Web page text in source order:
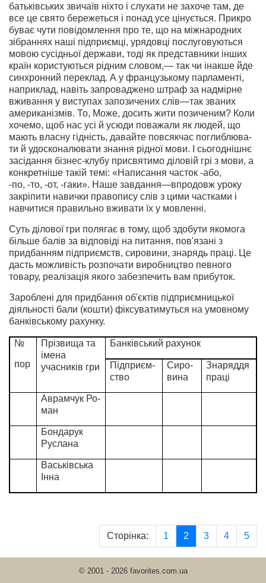
батьківських звичаїв ніхто і слухати не захоче там, де
все це свято бережеться і понад усе цінується. Прикро
буває чути повідомлення про те, що на міжнародних
зібраннях наші підприємці, урядовці послуговуються
мовою сусідньої держави, тоді як представники інших
країн користуються рідним словом,— так чи інакше йде
синхронний переклад. А у французькому парламенті,
наприклад, навіть запроваджено штраф за надмірне
вживання у виступах запозичених слів—так званих
американізмів. То, Може, досить жити позиченим? Коли
хочемо, щоб нас усі й усюди поважали як людей, що
мають власну гідність, давайте повсякчас поглиблюва­
ти й удосконалювати знання рідної мови. І сьогоднішнє
засідання бізнес-клубу присвятимо діловій грі з мови, а
конкретніше такій темі: «Написання часток -або,
-по, -то, -от, -гаки». Наше завдання—впродовж уроку
закріпити навички правопису слів з цими частками і
навчитися правильно вживати їх у мовленні.
Суть ділової гри полягає в тому, щоб здобути якомога
більше балів за відповіді на питання, пов'язані з
придбанням підприємств, сировини, знарядь праці. Це
дасть можливість розпочати виробництво певного
товару, реалізація якого забезпечить вам прибуток.
Зароблені для придбання об'єктів підприємницької
діяльності бали (кошти) фіксуватимуться на умовному
банківському рахунку.
№
пор
Прізвища та
імена
учасників гри
Банківський рахунок
Підприєм­
ство
Сиро­
вина
Знаряддя
праці
Аврамчук Ро­
ман
Бондарук
Рус­лана
Васьківська
Інна
Сторінка: 1 2 3 4 5
© 2001 - 2026 favorites.com.ua